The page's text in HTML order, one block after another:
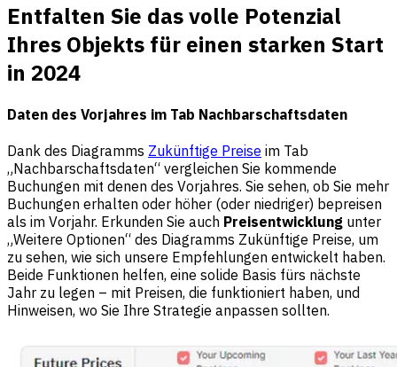
Entfalten Sie das volle Potenzial
Ihres Objekts für einen starken Start
in 2024
Daten des Vorjahres im Tab Nachbarschaftsdaten
Dank des Diagramms Zukünftige Preise im Tab
„Nachbarschaftsdaten“ vergleichen Sie kommende
Buchungen mit denen des Vorjahres. Sie sehen, ob Sie mehr
Buchungen erhalten oder höher (oder niedriger) bepreisen
als im Vorjahr. Erkunden Sie auch Preisentwicklung unter
„Weitere Optionen“ des Diagramms Zukünftige Preise, um
zu sehen, wie sich unsere Empfehlungen entwickelt haben.
Beide Funktionen helfen, eine solide Basis fürs nächste
Jahr zu legen – mit Preisen, die funktioniert haben, und
Hinweisen, wo Sie Ihre Strategie anpassen sollten.